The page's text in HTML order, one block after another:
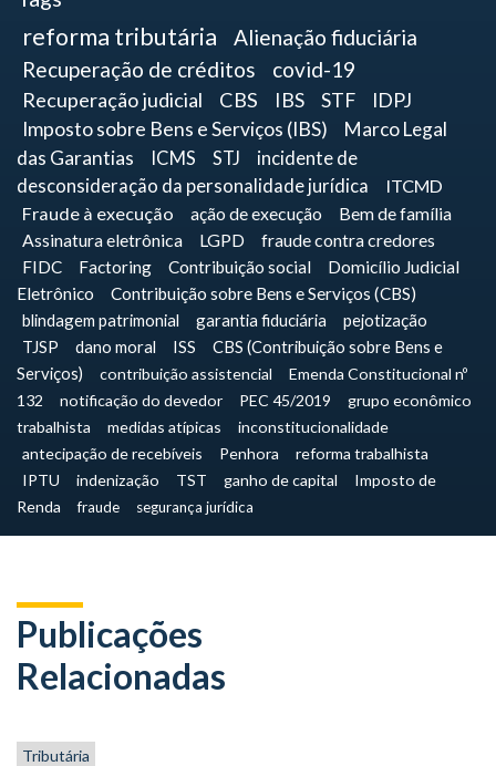
reforma tributária
Alienação fiduciária
Recuperação de créditos
covid-19
Recuperação judicial CBS IBS STF
IDPJ
Imposto sobre Bens e Serviços (IBS)
Marco Legal
das Garantias
ICMS STJ
incidente de
desconsideração da personalidade jurídica
ITCMD
Fraude à execução
ação de execução
Bem de família
Assinatura eletrônica
LGPD fraude contra credores
FIDC Factoring Contribuição social
Domicílio Judicial
Eletrônico
Contribuição sobre Bens e Serviços (CBS)
blindagem patrimonial
garantia fiduciária
pejotização
TJSP
dano moral ISS
CBS (Contribuição sobre Bens e
Serviços)
contribuição assistencial
Emenda Constitucional nº
132
notificação do devedor PEC 45/2019
grupo econômico
trabalhista
medidas atípicas
inconstitucionalidade
antecipação de recebíveis
Penhora
reforma trabalhista
IPTU
indenização TST ganho de capital
Imposto de
Renda
fraude segurança jurídica
Publicações
Relacionadas
Tributária